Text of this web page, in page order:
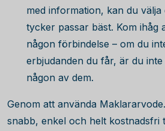
med information, kan du
tycker passar bäst. Kom ihåg
någon förbindelse – om du
erbjudanden du får, är du
någon av dem.
Genom att använda
snabb, enkel och helt kostnadsfri